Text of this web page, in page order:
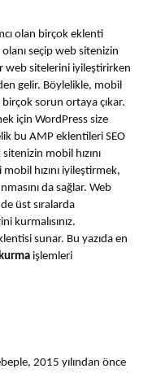
olan birçok eklenti
seçip web sitenizin
web sitelerini iyileştirirken
gelir. Böylelikle, mobil
birçok sorun ortaya çıkar.
için WordPress size
bu AMP eklentileri SEO
mobil hızını
hızını iyileştirmek,
da sağlar. Web
üst sıralarda
kurmalısınız.
sunar. Bu yazıda en
işlemleri
2015 yılından önce